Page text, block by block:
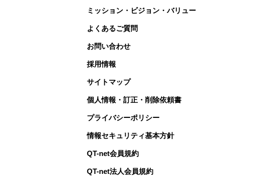
ミッション・ビジョン・バリュー
よくあるご質問
お問い合わせ
採用情報
サイトマップ
個人情報・訂正・削除依頼書
プライバシーポリシー
情報セキュリティ基本方針
QT-net会員規約
QT-net法人会員規約